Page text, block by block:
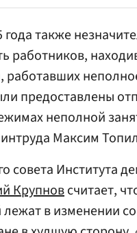
также
работников,
предоставлены
неполной
Максим
совета Института
Крупновсчитает,
в изменении